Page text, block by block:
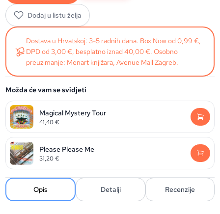
Dodaj u listu želja
Dostava u Hrvatskoj: 3-5 radnih dana. Box Now od 0,99 €,
DPD od 3,00 €, besplatno iznad 40,00 €. Osobno
preuzimanje: Menart knjižara, Avenue Mall Zagreb.
Možda će vam se svidjeti
Magical Mystery Tour
41,40€
Please Please Me
31,20€
Opis Detalji Recenzije